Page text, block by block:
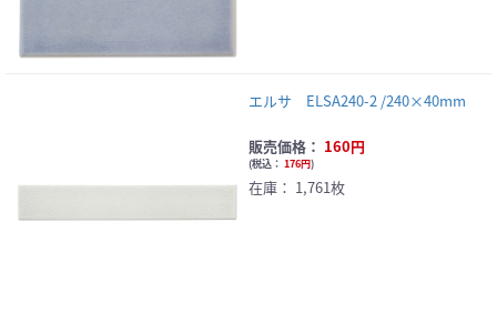
エルサ ELSA240-2 /240×40mm
販売価格： 160円
(税込： 176円)
在庫： 1,761枚